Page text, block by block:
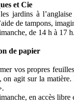
et Cie
jardins à
de tampons,
de 14 h à 17
de papier
vos propres
on agit sur la
en accès